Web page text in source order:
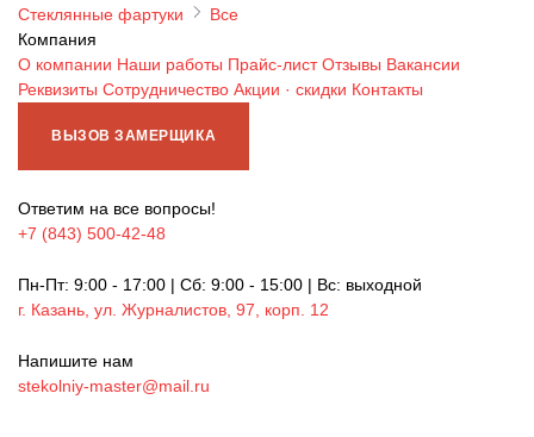
Стеклянные фартуки
Все
Компания
О компании Наши работы Прайс-лист Отзывы Вакансии
Реквизиты Сотрудничество Акции · скидки Контакты
ВЫЗОВ ЗАМЕРЩИКА
Ответим на все вопросы!
+7 (843) 500-42-48
Пн-Пт: 9:00 - 17:00 | Сб: 9:00 - 15:00 | Вс: выходной
г. Казань, ул. Журналистов, 97, корп. 12
Напишите нам
stekolniy-master@mail.ru